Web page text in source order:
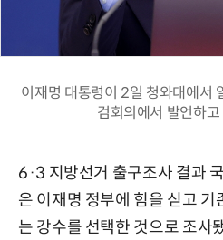
이재명 대통령이 2일 청와대에서
검회의에서 발언하
6·3 지방선거 출구조사 결과
은 이재명 정부에 힘을 싣고
는 강수를 선택한 것으로 조사